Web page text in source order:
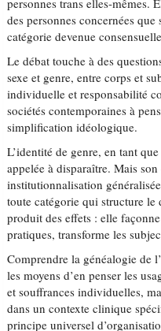
personnes trans elles-mêmes.
des personnes concernées
catégorie devenue
Le débat touche à des
sexe et genre, entre corps et
individuelle et responsabilité
sociétés contemporaines à
simplification idéologique.
L’identité de genre, en tant
appelée à disparaître. Mais
institutionnalisation
toute catégorie qui structure le
produit des effets : elle
pratiques, transforme les
Comprendre la généalogie de
les moyens d’en penser les
et souffrances individuelles,
dans un contexte clinique
principe universel